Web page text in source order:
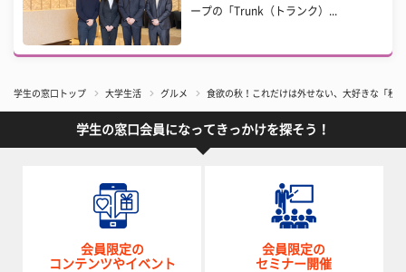
ープの「Trunk（トランク）...
学生の窓口トップ 大学生活 グルメ 食欲の秋！これだけは外せない、大好きな「秋
学生の窓口会員になってきっかけを探そう！
会員限定の
コンテンツやイベント
会員限定の
セミナー開催